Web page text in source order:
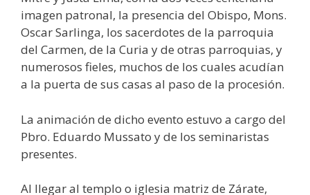
imagen patronal, la presencia del Obispo, Mons.
Oscar Sarlinga, los sacerdotes de la parroquia
del Carmen, de la Curia y de otras parroquias, y
numerosos fieles, muchos de los cuales acudían
a la puerta de sus casas al paso de la procesión.
La animación de dicho evento estuvo a cargo del
Pbro. Eduardo Mussato y de los seminaristas
presentes.
Al llegar al templo o iglesia matriz de Zárate,